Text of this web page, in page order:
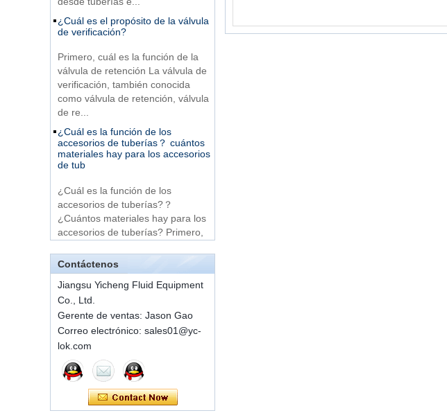
15 Stainless Steel
Double Ferrules Inch
Male Connector
Conexión DIN2353
racores de tubo en T
Productos muy
baratos Acero
Fitting
316 Stainless Steel
Ferrule set high
1C-RN Racores de
código Swagelok SS-
810-6
7 male Thread
de verificación?
válvula de retención La válvula de
verificación, también conocida
como válvula de retención, válvula
de re...
accesorios de tuberías？ cuántos
materiales hay para los accesorios
de tub
accesorios de tuberías?？
¿Cuántos materiales hay para los
accesorios de tuberías? Primero,
¿cuál es el papel del a...
Una breve introducción a los
componentes convencionales de
conectores rápidos
ISO 7241 A y B 1.Aplicaciones:
traiga a la industria un avance de
su uso en equipos de construcción,
equipos forestales, maquinaria
agrícola, herram...
Método de instalación de junta
Contáctenos
Jiangsu Yicheng Fluid Equipment
Co., Ltd.
Gerente de ventas: Jason Gao
Correo electrónico: sales01@yc-
lok.com